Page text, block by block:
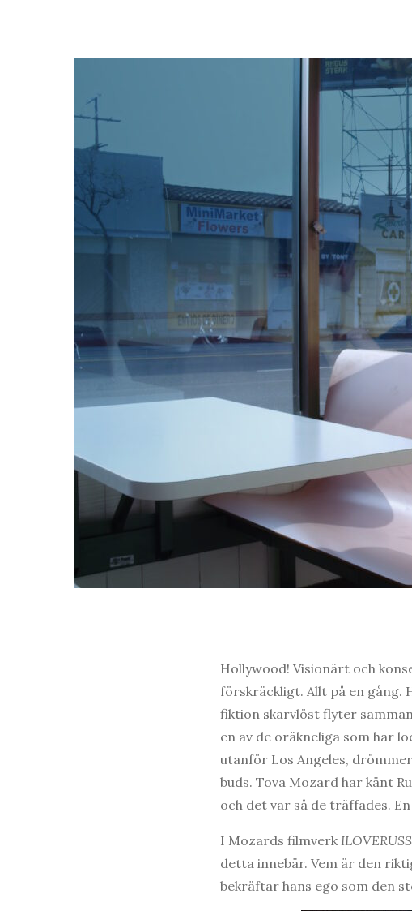
Hollywood! Visionärt och
förskräckligt. Allt på en gång.
fiktion skarvlöst flyter
en av de oräkneliga som har
utanför Los Angeles,
buds. Tova Mozard har känt
och det var så de träffades.
I Mozards filmverk ILOVERUSS
detta innebär. Vem är den
bekräftar hans ego som den